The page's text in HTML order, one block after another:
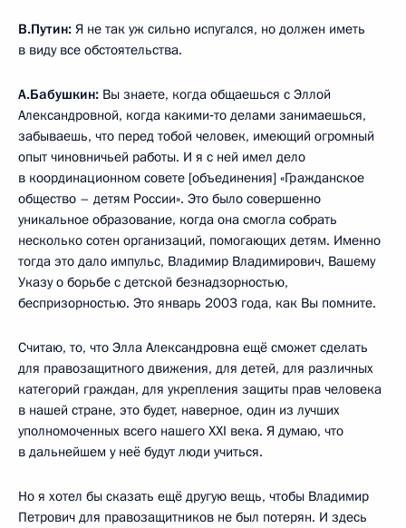
В.Путин: Я не так уж сильно испугался, но должен иметь
в виду все обстоятельства.
А.Бабушкин: Вы знаете, когда общаешься с Эллой
Александровной, когда какими‑то делами занимаешься,
забываешь, что перед тобой человек, имеющий огромный
опыт чиновничьей работы. И я с ней имел дело
в координационном совете [объединения] «Гражданское
общество – детям России». Это было совершенно
уникальное образование, когда она смогла собрать
несколько сотен организаций, помогающих детям. Именно
тогда это дало импульс, Владимир Владимирович, Вашему
Указу о борьбе с детской безнадзорностью,
беспризорностью. Это январь 2003 года, как Вы помните.
Считаю, то, что Элла Александровна ещё сможет сделать
для правозащитного движения, для детей, для различных
категорий граждан, для укрепления защиты прав человека
в нашей стране, это будет, наверное, один из лучших
уполномоченных всего нашего XXI века. Я думаю, что
в дальнейшем у неё будут люди учиться.
Но я хотел бы сказать ещё другую вещь, чтобы Владимир
Петрович для правозащитников не был потерян. И здесь